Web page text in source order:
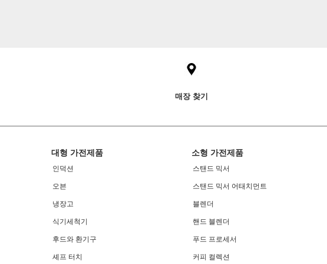
매장 찾기
Footer
대형 가전제품
인덕션
오븐
냉장고
식기세척기
후드와 환기구
셰프 터치
소형 가전제품
스탠드 믹서
스탠드 믹서 어태치먼트
블렌더
핸드 블렌더
푸드 프로세서
커피 컬렉션